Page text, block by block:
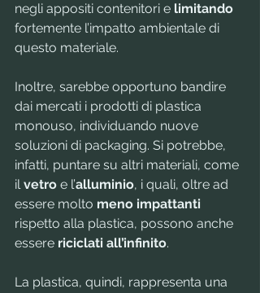
negli appositi contenitori e limitando
fortemente l’impatto ambientale di
questo materiale.
Inoltre, sarebbe opportuno bandire
dai mercati i prodotti di plastica
monouso, individuando nuove
soluzioni di packaging. Si potrebbe,
infatti, puntare su altri materiali, come
il vetro e l’alluminio, i quali, oltre ad
essere molto meno impattanti
rispetto alla plastica, possono anche
essere riciclati all’infinito.
La plastica, quindi, rappresenta una